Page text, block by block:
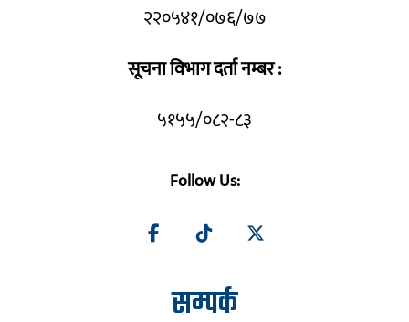
२२०५४१/०७६/७७
सूचना विभाग दर्ता नम्बर :
५१५५/०८२-८३
Follow Us:
सम्पर्क